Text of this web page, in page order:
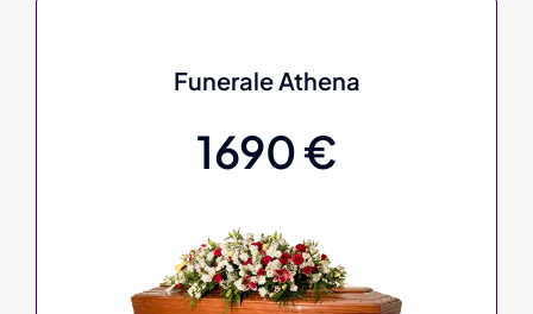
Funerale Athena
1690 €